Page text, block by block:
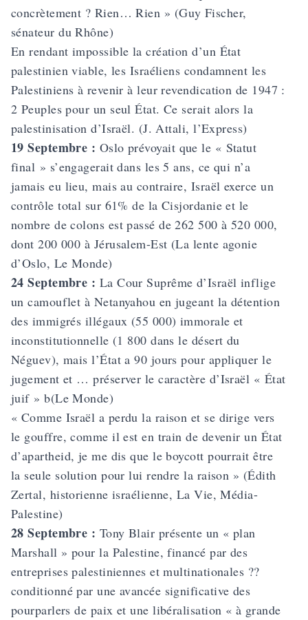
concrètement ? Rien… Rien » (Guy Fischer,
sénateur du Rhône)
En rendant impossible la création d’un État
palestinien viable, les Israéliens condamnent les
Palestiniens à revenir à leur revendication de 1947 :
2 Peuples pour un seul État. Ce serait alors la
palestinisation d’Israël. (J. Attali, l’Express)
19 Septembre : Oslo prévoyait que le « Statut
final » s’engagerait dans les 5 ans, ce qui n’a
jamais eu lieu, mais au contraire, Israël exerce un
contrôle total sur 61% de la Cisjordanie et le
nombre de colons est passé de 262 500 à 520 000,
dont 200 000 à Jérusalem-Est (La lente agonie
d’Oslo, Le Monde)
24 Septembre : La Cour Suprême d’Israël inflige
un camouflet à Netanyahou en jugeant la détention
des immigrés illégaux (55 000) immorale et
inconstitutionnelle (1 800 dans le désert du
Néguev), mais l’État a 90 jours pour appliquer le
jugement et … préserver le caractère d’Israël « État
juif » b(Le Monde)
« Comme Israël a perdu la raison et se dirige vers
le gouffre, comme il est en train de devenir un État
d’apartheid, je me dis que le boycott pourrait être
la seule solution pour lui rendre la raison » (Édith
Zertal, historienne israélienne, La Vie, Média-
Palestine)
28 Septembre : Tony Blair présente un « plan
Marshall » pour la Palestine, financé par des
entreprises palestiniennes et multinationales ??
conditionné par une avancée significative des
pourparlers de paix et une libéralisation « à grande